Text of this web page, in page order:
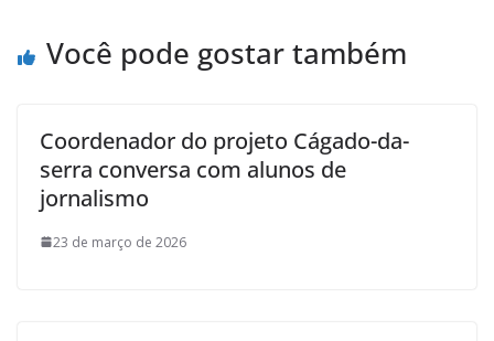
Você pode gostar também
Coordenador do projeto Cágado-da-
serra conversa com alunos de
jornalismo
23 de março de 2026